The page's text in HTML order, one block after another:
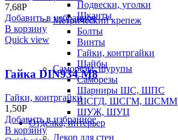
Подвески, уголки
Шканты
Метрический крепеж
Болты
Винты
Гайки, контргайки
Шайбы
Саморезы, шурупы
Саморезы
Шарниры ШС, ШПС
ШСГД, ШСГМ, ШСММ
ШУЖ, ШУЦ
Отделка, интерьер
Декор для стен
7,68Р
Добавить в избранное
В корзину
Quick view
Гайка DIN934 M8
Гайки, контргайки
1,50Р
Добавить в избранное
В корзину